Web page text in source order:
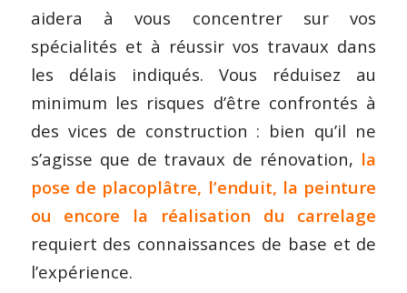
aidera à vous concentrer sur vos
spécialités et à réussir vos travaux dans
les délais indiqués. Vous réduisez au
minimum les risques d’être confrontés à
des vices de construction : bien qu’il ne
s’agisse que de travaux de rénovation, la
pose de placoplâtre, l’enduit, la peinture
ou encore la réalisation du carrelage
requiert des connaissances de base et de
l’expérience.